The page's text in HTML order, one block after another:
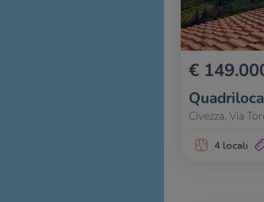
€
Civezza, Via
4 locali